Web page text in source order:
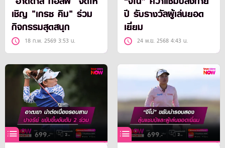
เชิญ "เกรซ คิม" ร่วม
กิจกรรมสุดสนุก
18 ก.พ. 2569 3:53 น.
ปี รับรางวัลผู้เล่นยอด
เยี่ยม
24 พ.ย. 2568 4:43 น.